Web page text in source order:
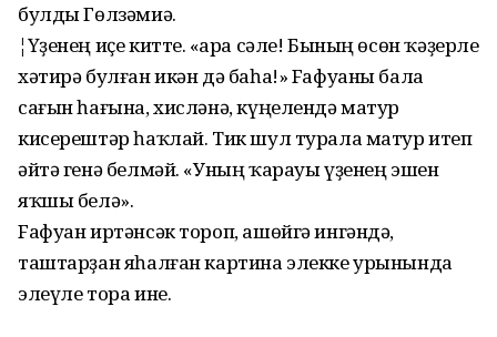
булды Гөлзәмиә.
¦Үҙенең иҫе китте. «Ҡара сәле! Бының өсөн ҡәҙерле
хәтирә булған икән дә баһа!» Fафуаны бала
сағын һағына, хисләнә, күңелендә матур
кисерештәр һаҡлай. Тик шул турала матур итеп
әйтә генә белмәй. «Уның ҡарауы үҙенең эшен
яҡшы белә».
Fафуан иртәнсәк тороп, ашөйгә ингәндә,
таштарҙан яһалған картина элекке урынында
элеүле тора ине.